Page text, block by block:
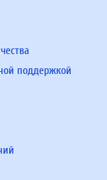
поддержкой